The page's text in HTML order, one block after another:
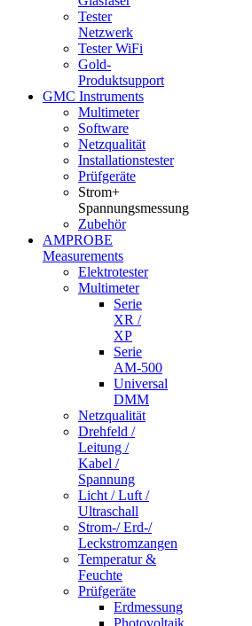
Tester
Netzwerk
Tester WiFi
Gold-
Produktsupport
GMC Instruments
Multimeter
Software
Netzqualität
Installationstester
Prüfgeräte
Strom+
Spannungsmessung
Zubehör
AMPROBE
Measurements
Elektrotester
Multimeter
Serie
XR /
XP
Serie
AM-500
Universal
DMM
Netzqualität
Drehfeld /
Leitung /
Kabel /
Spannung
Licht / Luft /
Ultraschall
Strom-/ Erd-/
Leckstromzangen
Temperatur &
Feuchte
Prüfgeräte
Erdmessung
Photovoltaik